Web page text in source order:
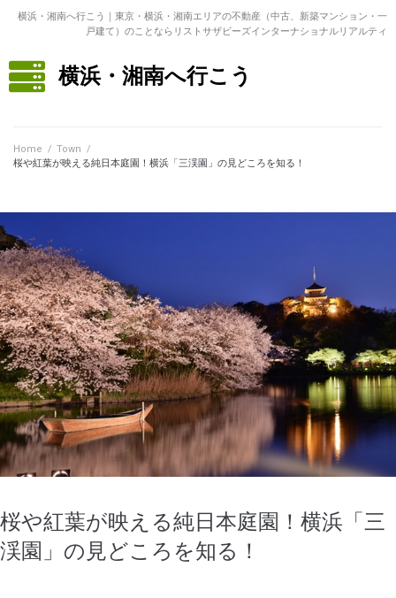
横浜・湘南へ行こう｜東京・横浜・湘南エリアの不動産（中古、新築マンション・一
戸建て）のことならリストサザビーズインターナショナルリアルティ
横浜・湘南へ行こう
Home / Town /
桜や紅葉が映える純日本庭園！横浜「三渓園」の見どころを知る！
桜や紅葉が映える純日本庭園！横浜「三
渓園」の見どころを知る！